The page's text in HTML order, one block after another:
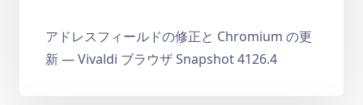
アドレスフィールドの修正と Chromium の更
新 — Vivaldi ブラウザ Snapshot 4126.4